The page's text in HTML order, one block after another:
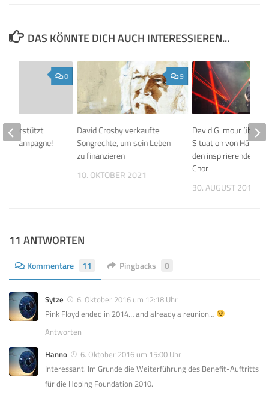
DAS KÖNNTE DICH AUCH INTERESSIEREN...
9
David Crosby verkaufte
Songrechte, um sein Leben
zu finanzieren
10. OKTOBER 2021
David Gilmour über
Situation von
den inspirierenden
Chor
30. AUGUST 2015
0
unterstützt
11 ANTWORTEN
Kommentare 11 Pingbacks 0
Sytze
6. Oktober 2016 um 12:18 Uhr
Pink Floyd ended in 2014… and already a reunion…
Antworten
Hanno
6. Oktober 2016 um 15:00 Uhr
Interessant. Im Grunde die Weiterführung des Benefit-Auftritts
für die Hoping Foundation 2010.